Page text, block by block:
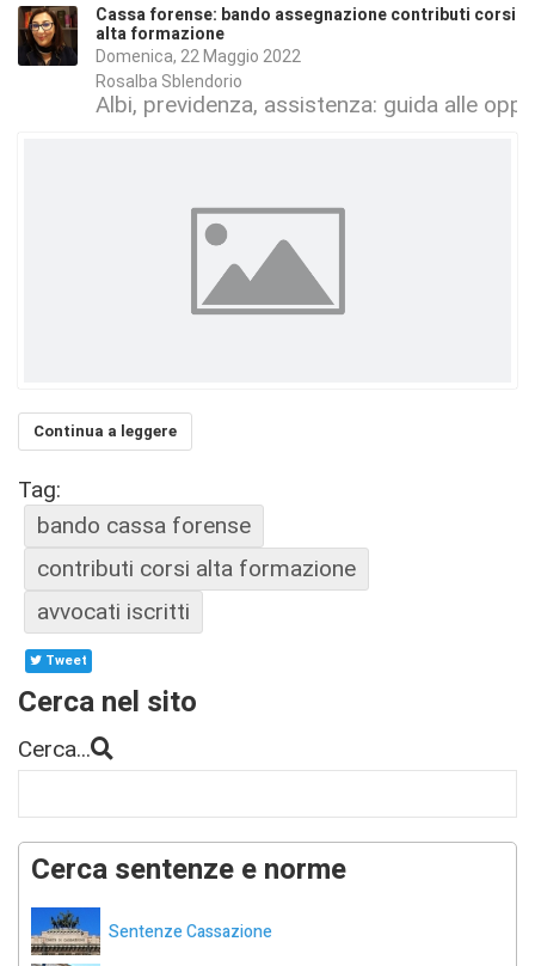
Cassa forense: bando assegnazione contributi corsi
alta formazione
Domenica, 22 Maggio 2022
Rosalba Sblendorio
Albi, previdenza, assistenza: guida alle
Continua a leggere
Tag:
bando cassa forense
contributi corsi alta formazione
avvocati iscritti
Tweet
Cerca nel sito
Cerca...
Cerca sentenze e norme
Sentenze Cassazione